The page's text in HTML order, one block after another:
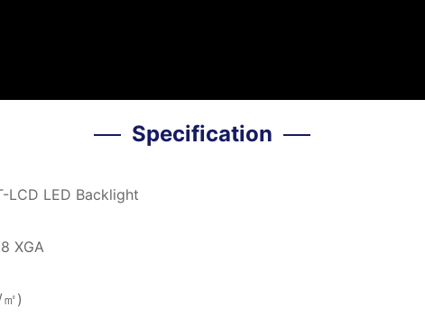
Specification
LCD LED Backlight
XGA
)